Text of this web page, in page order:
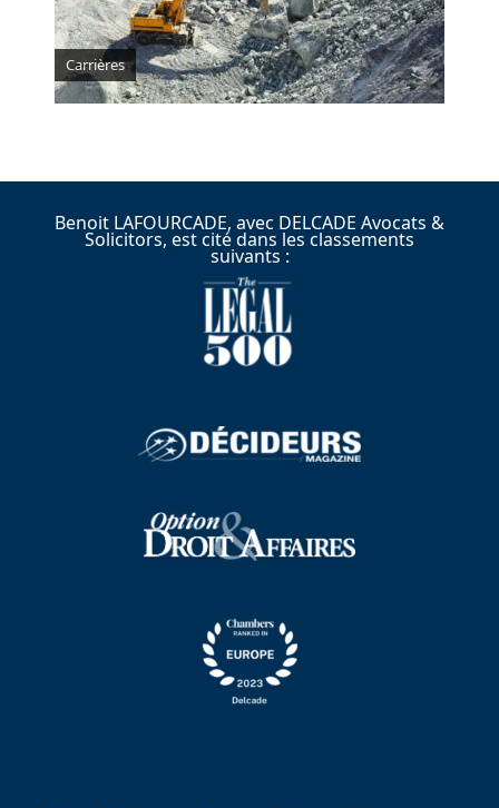
Carrières
Benoit LAFOURCADE, avec DELCADE Avocats &
Solicitors, est cité dans les classements
suivants :